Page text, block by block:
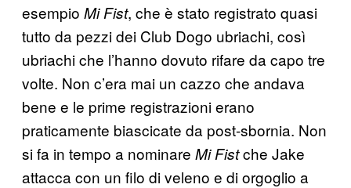
esempio Mi Fist, che è stato registrato quasi
tutto da pezzi dei Club Dogo ubriachi, così
ubriachi che l’hanno dovuto rifare da capo tre
volte. Non c’era mai un cazzo che andava
bene e le prime registrazioni erano
praticamente biascicate da post-sbornia. Non
si fa in tempo a nominare Mi Fistche Jake
attacca con un filo di veleno e di orgoglio a